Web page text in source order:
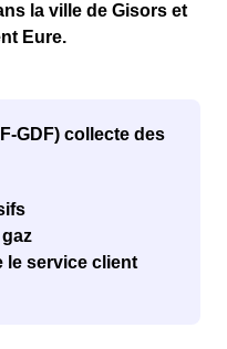
la ville de Gisors et
Eure.
GDF) collecte des
le service client